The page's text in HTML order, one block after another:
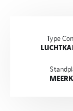
Type